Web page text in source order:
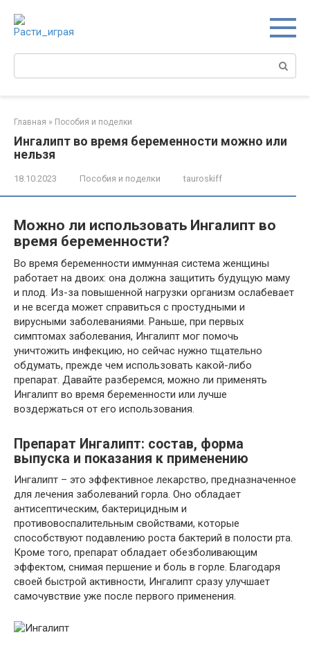
контенту
Поиск:
Главная » Пособия и поделки
Ингалипт во время беременности можно или
нельзя
18.10.2023 Пособия и поделки tauroskiff
Можно ли использовать Ингалипт во
время беременности?
Во время беременности иммунная система женщины
работает на двоих: она должна защитить будущую маму
и плод. Из-за повышенной нагрузки организм ослабевает
и не всегда может справиться с простудными и
вирусными заболеваниями. Раньше, при первых
симптомах заболевания, Ингалипт мог помочь
уничтожить инфекцию, но сейчас нужно тщательно
обдумать, прежде чем использовать какой-либо
препарат. Давайте разберемся, можно ли применять
Ингалипт во время беременности или лучше
воздержаться от его использования.
Препарат Ингалипт: состав, форма
выпуска и показания к применению
Ингалипт – это эффективное лекарство, предназначенное
для лечения заболеваний горла. Оно обладает
антисептическим, бактерицидным и
противовоспалительным свойствами, которые
способствуют подавлению роста бактерий в полости рта.
Кроме того, препарат обладает обезболивающим
эффектом, снимая першение и боль в горле. Благодаря
своей быстрой активности, Ингалипт сразу улучшает
самочувствие уже после первого применения.